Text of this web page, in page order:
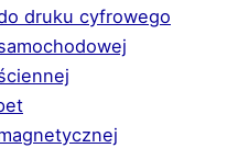
druku cyfrowego